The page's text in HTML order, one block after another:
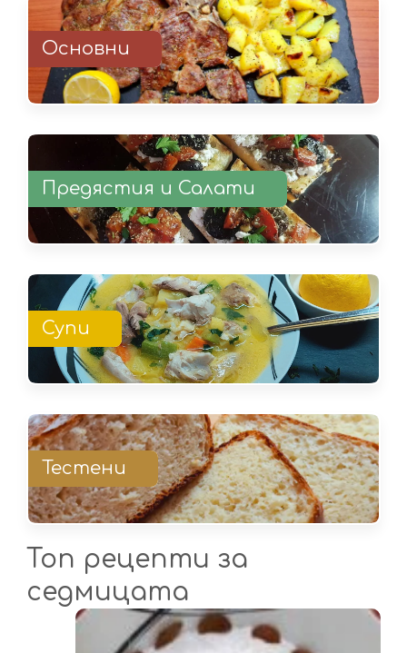
Основни
Предястия и Салати
Супи
Тестени
Топ рецепти за
седмицата